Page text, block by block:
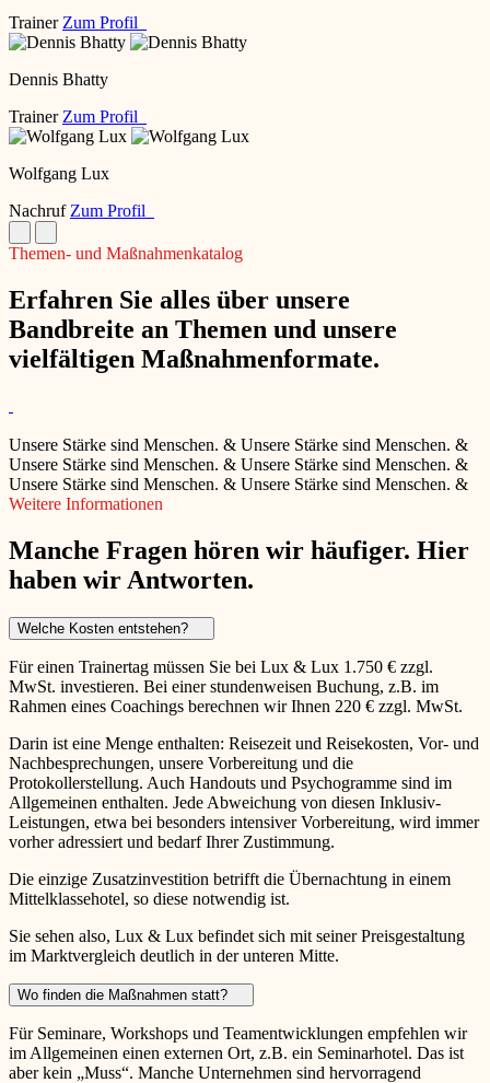
Trainer Zum Profil
Dennis Bhatty
Trainer Zum Profil
Wolfgang Lux
Nachruf Zum Profil
Themen- und Maßnahmenkatalog
Erfahren Sie alles über unsere
Bandbreite an Themen und unsere
vielfältigen Maßnahmenformate.
Unsere Stärke sind Menschen. & Unsere Stärke sind Menschen. &
Unsere Stärke sind Menschen. & Unsere Stärke sind Menschen. &
Unsere Stärke sind Menschen. & Unsere Stärke sind Menschen. &
Weitere Informationen
Manche Fragen hören wir häufiger. Hier
haben wir Antworten.
Welche Kosten entstehen?
Für einen Trainertag müssen Sie bei Lux & Lux 1.750 € zzgl.
MwSt. investieren. Bei einer stundenweisen Buchung, z.B. im
Rahmen eines Coachings berechnen wir Ihnen 220 € zzgl. MwSt.
Darin ist eine Menge enthalten: Reisezeit und Reisekosten, Vor- und
Nachbesprechungen, unsere Vorbereitung und die
Protokollerstellung. Auch Handouts und Psychogramme sind im
Allgemeinen enthalten. Jede Abweichung von diesen Inklusiv-
Leistungen, etwa bei besonders intensiver Vorbereitung, wird immer
vorher adressiert und bedarf Ihrer Zustimmung.
Die einzige Zusatzinvestition betrifft die Übernachtung in einem
Mittelklassehotel, so diese notwendig ist.
Sie sehen also, Lux & Lux befindet sich mit seiner Preisgestaltung
im Marktvergleich deutlich in der unteren Mitte.
Wo finden die Maßnahmen statt?
Für Seminare, Workshops und Teamentwicklungen empfehlen wir
im Allgemeinen einen externen Ort, z.B. ein Seminarhotel. Das ist
aber kein „Muss“. Manche Unternehmen sind hervorragend